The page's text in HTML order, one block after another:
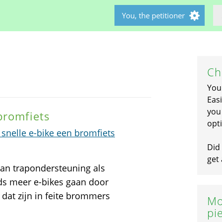
You, the petitioner
e-bike een bromfiets
trapondersteuning als
meer e-bikes gaan door
zijn in feite brommers
Did
get